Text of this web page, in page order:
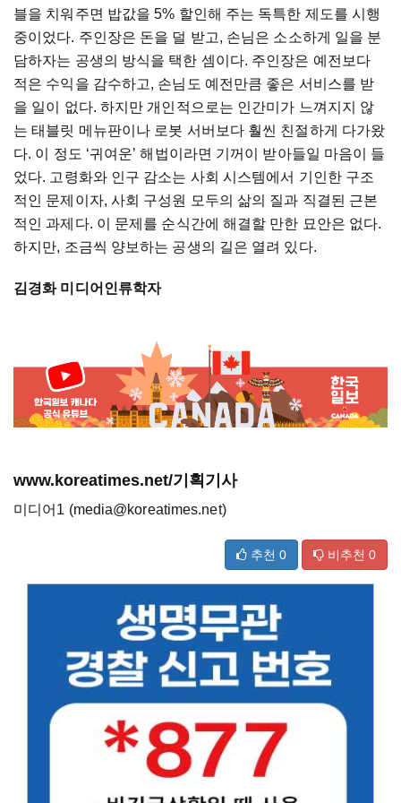
블을 치워주면 밥값을 5% 할인해 주는 독특한 제도를 시행
중이었다. 주인장은 돈을 덜 받고, 손님은 소소하게 일을 분
담하자는 공생의 방식을 택한 셈이다. 주인장은 예전보다
적은 수익을 감수하고, 손님도 예전만큼 좋은 서비스를 받
을 일이 없다. 하지만 개인적으로는 인간미가 느껴지지 않
는 태블릿 메뉴판이나 로봇 서버보다 훨씬 친절하게 다가왔
다. 이 정도 ‘귀여운’ 해법이라면 기꺼이 받아들일 마음이 들
었다. 고령화와 인구 감소는 사회 시스템에서 기인한 구조
적인 문제이자, 사회 구성원 모두의 삶의 질과 직결된 근본
적인 과제다. 이 문제를 순식간에 해결할 만한 묘안은 없다.
하지만, 조금씩 양보하는 공생의 길은 열려 있다.
김경화 미디어인류학자
www.koreatimes.net/기획기사
미디어1 (media@koreatimes.net)
추천 0 비추천 0